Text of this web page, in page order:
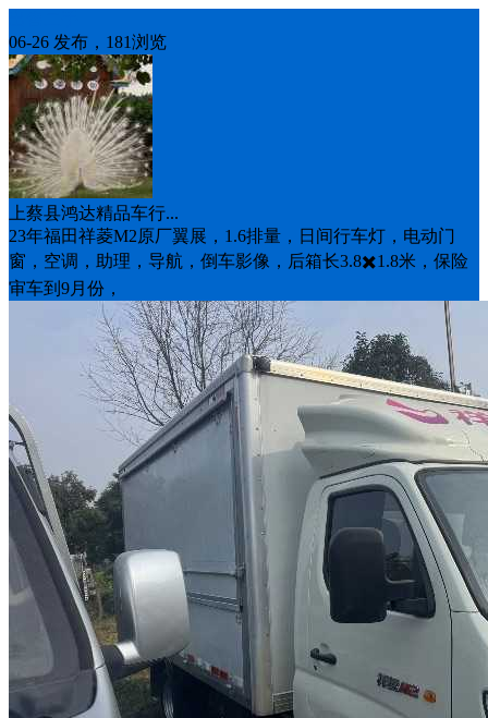
06-26 发布，181浏览
上蔡县鸿达精品车行...
23年福田祥菱M2原厂翼展，1.6排量，日间行车灯，电动门
窗，空调，助理，导航，倒车影像，后箱长3.8✖️1.8米，保险
审车到9月份，